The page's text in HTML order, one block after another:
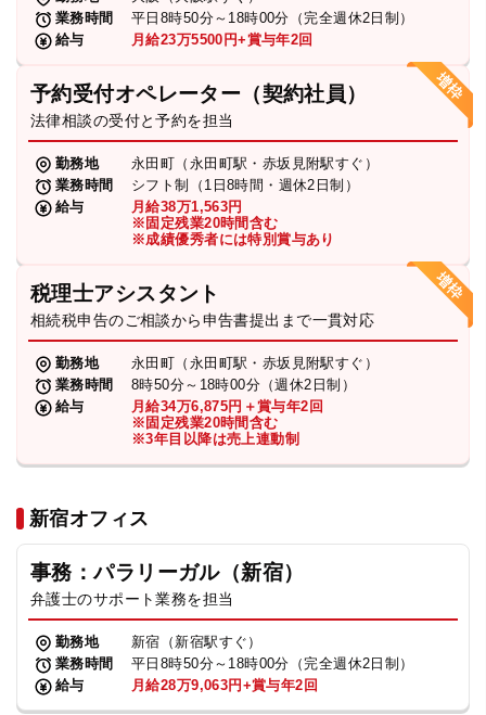
業務時間
平日8時50分～18時00分（完全週休2日制）
給与
月給23万5500円+賞与年2回
予約受付オペレーター（契約社員）
法律相談の受付と予約を担当
勤務地
永田町（永田町駅・赤坂見附駅すぐ）
業務時間
シフト制（1日8時間・週休2日制）
給与
月給38万1,563円
※固定残業20時間含む
※成績優秀者には特別賞与あり
税理士アシスタント
相続税申告のご相談から申告書提出まで一貫対応
勤務地
永田町（永田町駅・赤坂見附駅すぐ）
業務時間
8時50分～18時00分（週休2日制）
給与
月給34万6,875円＋賞与年2回
※固定残業20時間含む
※3年目以降は売上連動制
新宿オフィス
事務：パラリーガル（新宿）
弁護士のサポート業務を担当
勤務地
新宿（新宿駅すぐ）
業務時間
平日8時50分～18時00分（完全週休2日制）
給与
月給28万9,063円+賞与年2回
お知らせ
特設サイト
相談先情報サイト
プライバシーポリシー
TikTok受賞 定義集 動画集